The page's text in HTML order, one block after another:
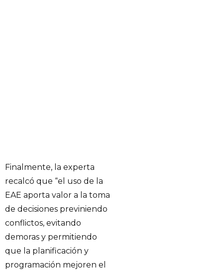
Finalmente, la experta
recalcó que “el uso de la
EAE aporta valor a la toma
de decisiones previniendo
conflictos, evitando
demoras y permitiendo
que la planificación y
programación mejoren el